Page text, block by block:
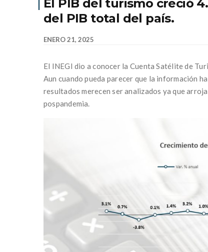
El PIB del turismo creció
del PIB total del país.
ENERO 21, 2025
El INEGI dio a conocer la Cuenta Satélite de
Aun cuando pueda parecer que la información
resultados merecen ser analizados ya que
pospandemia.